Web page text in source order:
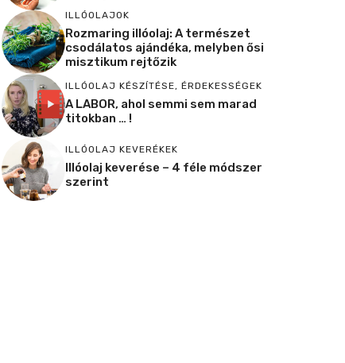
ILLÓOLAJOK
Rozmaring illóolaj: A természet
csodálatos ajándéka, melyben ősi
misztikum rejtőzik
ILLÓOLAJ KÉSZÍTÉSE, ÉRDEKESSÉGEK
A LABOR, ahol semmi sem marad
titokban … !
ILLÓOLAJ KEVERÉKEK
Illóolaj keverése – 4 féle módszer
szerint